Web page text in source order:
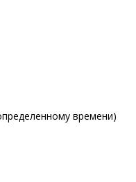
времени)